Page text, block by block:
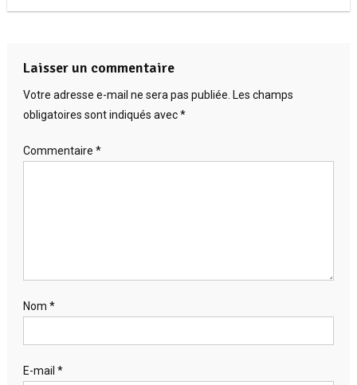
Laisser un commentaire
Votre adresse e-mail ne sera pas publiée. Les champs
obligatoires sont indiqués avec*
Commentaire *
Nom *
E-mail *